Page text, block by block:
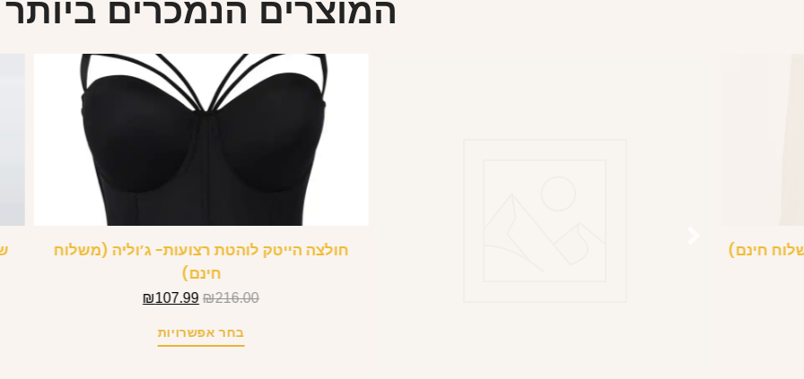
המוצרים הנמכרים ביותר
חינם)
חולצה הייטק לוהטת רצועות- ג’וליה (משלוח
חינם)
₪216.00
₪107.99
בחר אפשרויות